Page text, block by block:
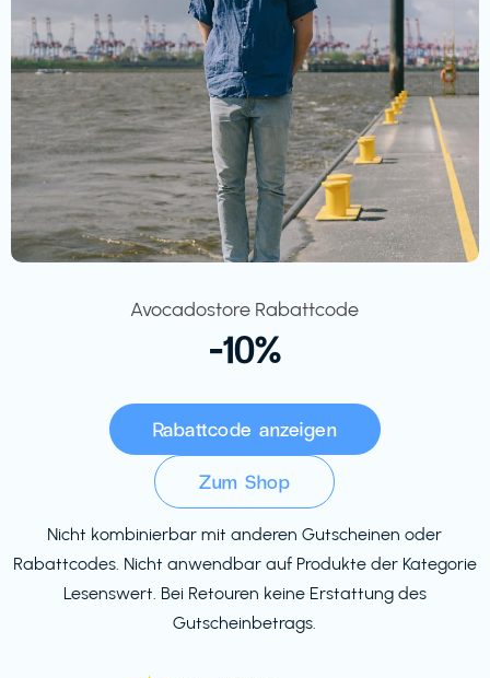
Avocadostore Rabattcode
-10%
Rabattcode anzeigen
Zum Shop
Nicht kombinierbar mit anderen Gutscheinen oder
Rabattcodes. Nicht anwendbar auf Produkte der Kategorie
Lesenswert. Bei Retouren keine Erstattung des
Gutscheinbetrags.